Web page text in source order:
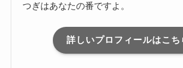
つぎはあなたの番ですよ。
詳しいプロフィールはこち